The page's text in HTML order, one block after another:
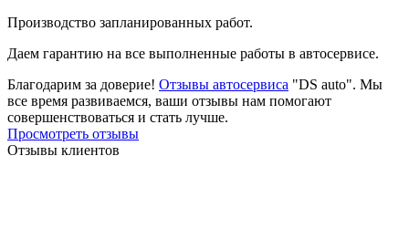
Производство запланированных работ.
Даем гарантию на все выполненные работы в автосервисе.
Благодарим за доверие! Отзывы автосервиса "DS auto". Мы
все время развиваемся, ваши отзывы нам помогают
совершенствоваться и стать лучше.
Просмотреть отзывы
Отзывы клиентов